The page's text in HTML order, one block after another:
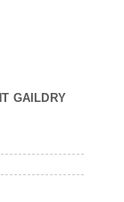
GAILDRY